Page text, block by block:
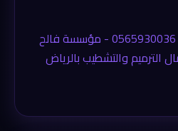
رقم مقاول بناء بالرياض 0565930036 - مؤسسة فالح
الترميم والتشطيب بالرياض